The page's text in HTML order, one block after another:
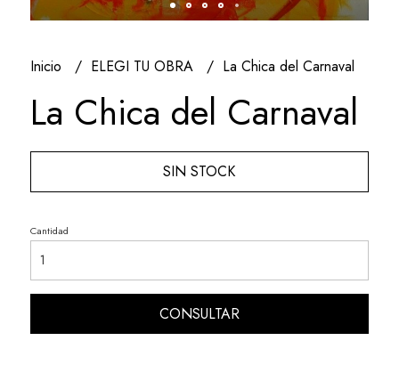
Inicio ELEGI TU OBRA La Chica del Carnaval
La Chica del Carnaval
SIN STOCK
Cantidad
CONSULTAR